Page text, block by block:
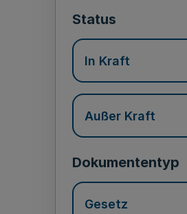
Status
In Kraft
Außer Kraft
Dokumententyp
Gesetz